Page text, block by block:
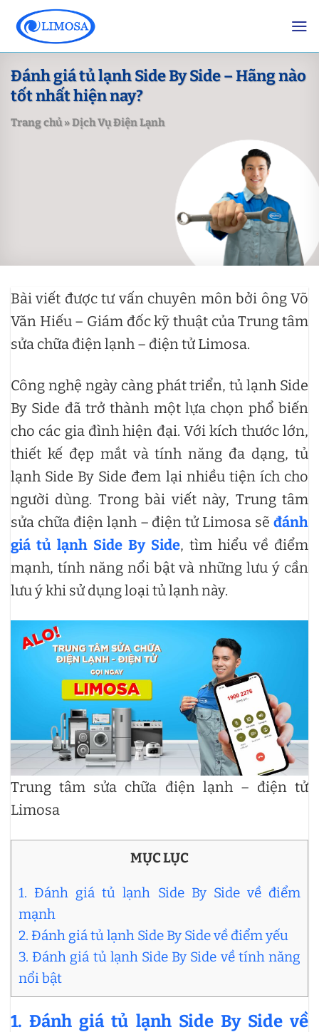
content
Đánh giá tủ lạnh Side By Side – Hãng nào
tốt nhất hiện nay?
Trang chủ»Dịch Vụ Điện Lạnh
Bài viết được tư vấn chuyên môn bởi ông Võ
Văn Hiếu – Giám đốc kỹ thuật của Trung tâm
sửa chữa điện lạnh – điện tử Limosa.
Công nghệ ngày càng phát triển, tủ lạnh Side
By Side đã trở thành một lựa chọn phổ biến
cho các gia đình hiện đại. Với kích thước lớn,
thiết kế đẹp mắt và tính năng đa dạng, tủ
lạnh Side By Side đem lại nhiều tiện ích cho
người dùng. Trong bài viết này, Trung tâm
sửa chữa điện lạnh – điện tử Limosa sẽ đánh
giá tủ lạnh Side By Side, tìm hiểu về điểm
mạnh, tính năng nổi bật và những lưu ý cần
lưu ý khi sử dụng loại tủ lạnh này.
Trung tâm sửa chữa điện lạnh – điện tử
Limosa
MỤC LỤC
1. Đánh giá tủ lạnh Side By Side về điểm
mạnh
2. Đánh giá tủ lạnh Side By Side về điểm yếu
3. Đánh giá tủ lạnh Side By Side về tính năng
nổi bật
1. Đánh giá tủ lạnh Side By Side về